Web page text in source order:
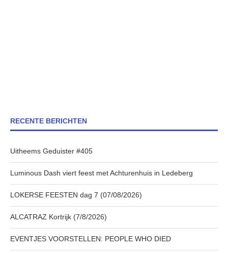
RECENTE BERICHTEN
Uitheems Geduister #405
Luminous Dash viert feest met Achturenhuis in Ledeberg
LOKERSE FEESTEN dag 7 (07/08/2026)
ALCATRAZ Kortrijk (7/8/2026)
EVENTJES VOORSTELLEN: PEOPLE WHO DIED